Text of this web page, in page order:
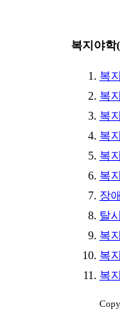
복지야학
복
복
복
복
복
복
장
탈
복
복
복